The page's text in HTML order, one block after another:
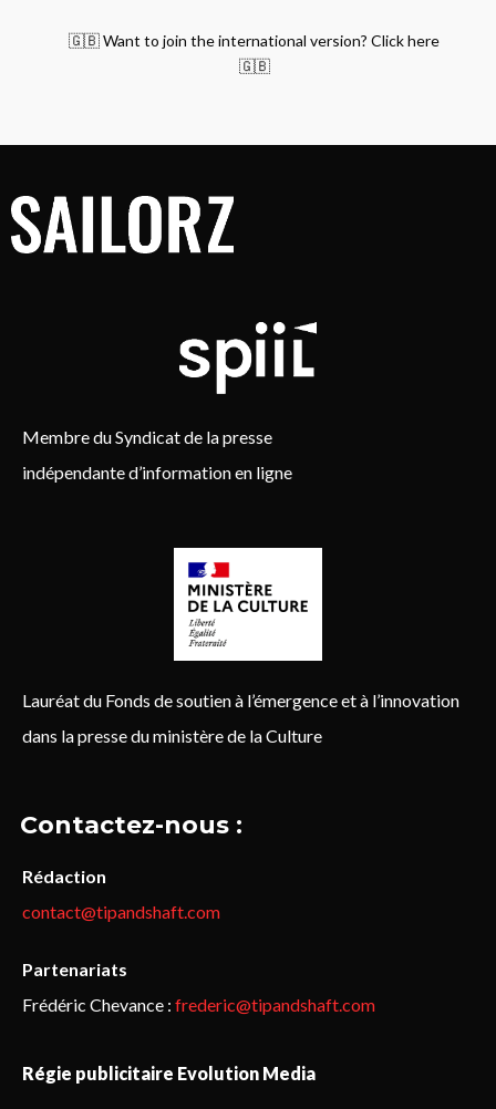
🇬🇧 Want to join the international version? Click here
🇬🇧
Membre du Syndicat de la presse
indépendante d’information en ligne
Lauréat du Fonds de soutien à l’émergence et à l’innovation
dans la presse du ministère de la Culture
Contactez-nous :
Rédaction
contact@tipandshaft.com
Partenariats
Frédéric Chevance : frederic@tipandshaft.com
Régie publicitaire Evolution Media